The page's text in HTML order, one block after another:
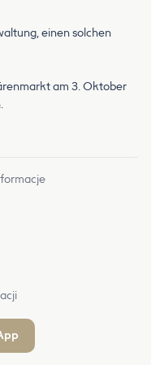
einen solchen
am 3. Oktober